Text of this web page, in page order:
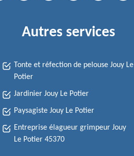
Autres services
Tonte et réfection de pelouse Jouy Le
Potier
Jardinier Jouy Le Potier
Paysagiste Jouy Le Potier
Entreprise élagueur grimpeur Jouy
Le Potier 45370